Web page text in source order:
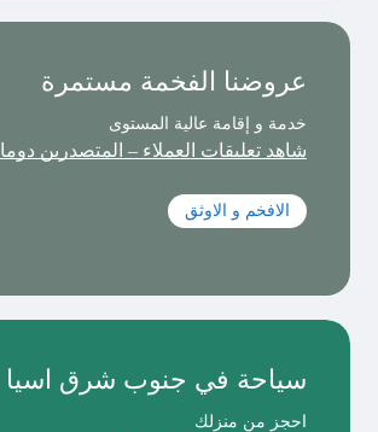
عروضنا الفخمة مستمرة
خدمة و إقامة عالية المستوى
شاهد تعليقات العملاء – المتصدرين دوما
الافخم و الاوثق
سياحة في جنوب شرق اسيا
احجز من منزلك